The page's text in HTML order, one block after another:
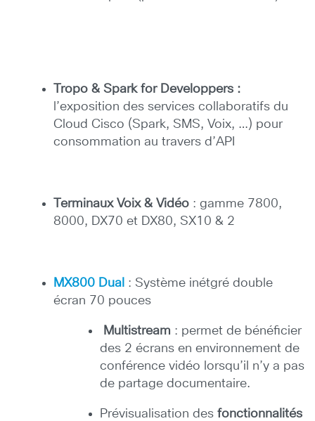
Tropo & Spark for Developpers :
l’exposition des services collaboratifs du
Cloud Cisco (Spark, SMS, Voix, …) pour
consommation au travers d’API
Terminaux Voix & Vidéo : gamme 7800,
8000, DX70 et DX80, SX10 & 2
MX800 Dual : Système inétgré double
écran 70 pouces
Multistream : permet de bénéficier
des 2 écrans en environnement de
conférence vidéo lorsqu’il n’y a pas
de partage documentaire.
Prévisualisation des fonctionnalités